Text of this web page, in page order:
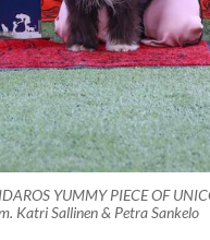
YUMMY PIECE OF
Katri Sallinen & Petra Sankelo